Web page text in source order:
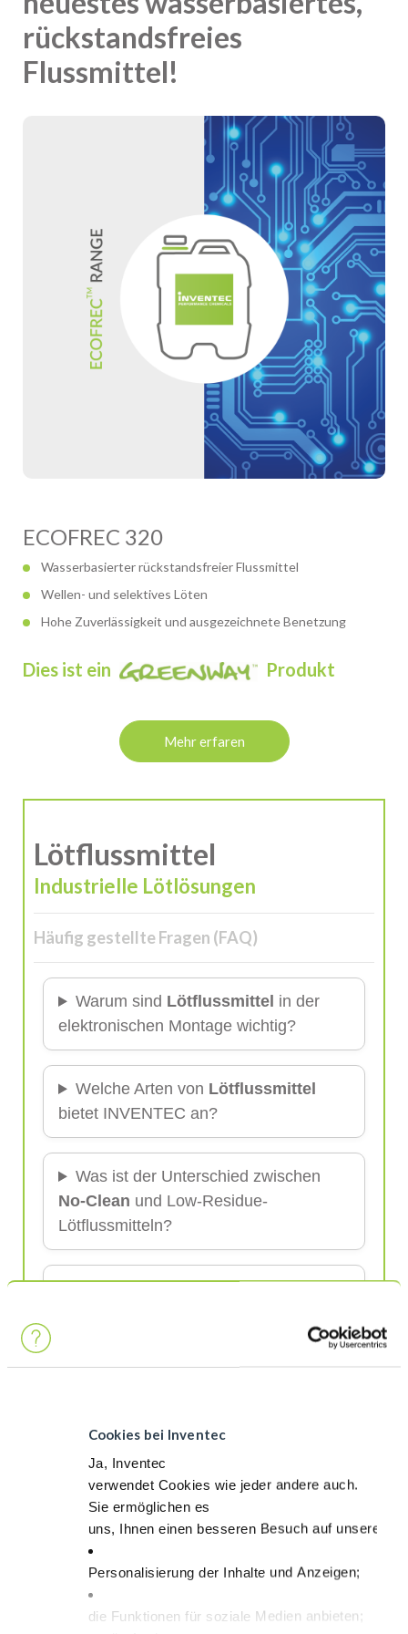
Cookies bei Inventec
Ja, Inventec
verwendet Cookies wie jeder andere auch.
Sie ermöglichen es
uns, Ihnen einen besseren Besuch auf unserer
Personalisierung der Inhalte und Anzeigen;
die Funktionen für soziale Medien anbieten;
rückstandsfreies
Flussmittel!
ECOFREC 320
Wasserbasierter rückstandsfreier Flussmittel
Wellen- und selektives Löten
Hohe Zuverlässigkeit und ausgezeichnete Benetzung
Dies ist ein Produkt
Mehr erfaren
Lötflussmittel
Industrielle Lötlösungen
Häufig gestellte Fragen (FAQ)
Warum sind Lötflussmittel in der
elektronischen Montage wichtig?
Welche Arten von Lötflussmittel
bietet INVENTEC an?
Was ist der Unterschied zwischen
No-Clean und Low-Residue-
Lötflussmitteln?
Wie tragen wasserbasierte
Lötflussmittelzur Nachhaltigkeit bei?
Welche Faktoren beeinflussen die
Leistung vonLötflussmittel?